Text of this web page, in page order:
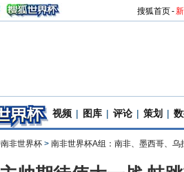
搜狐首页-
视频 | 图库 | 评论 | 策划 |
非世界杯 > 南非世界杯A组：南非、墨西哥、乌